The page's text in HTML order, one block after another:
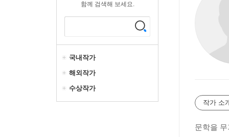
함께 검색해 보세요.
국내작가
해외작가
수상작가
작가 소
문학을